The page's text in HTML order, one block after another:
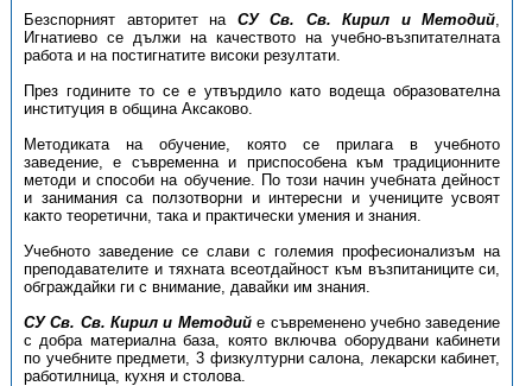
Безспорният авторитет на СУ Св. Св. Кирил и Методий,
Игнатиево се дължи на качеството на учебно-възпитателната
работа и на постигнатите високи резултати.
През годините то се е утвърдило като водеща образователна
институция в община Аксаково.
Методиката на обучение, която се прилага в учебното
заведение, е съвременна и приспособена към традиционните
методи и способи на обучение. По този начин учебната дейност
и занимания са ползотворни и интересни и учениците усвоят
както теоретични, така и практически умения и знания.
Учебното заведение се слави с големия професионализъм на
преподавателите и тяхната всеотдайност към възпитаниците си,
обграждайки ги с внимание, давайки им знания.
СУ Св. Св. Кирил и Методийе съвременено учебно заведение
с добра материална база, която включва оборудвани кабинети
по учебните предмети, 3 физкултурни салона, лекарски кабинет,
работилница, кухня и столова.